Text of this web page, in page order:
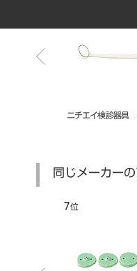
ニチエイ検診器具
同じメーカー
7位